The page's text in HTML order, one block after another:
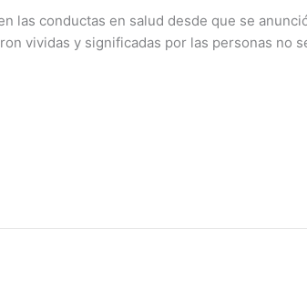
las conductas en salud desde que se
vividas y significadas por las personas no